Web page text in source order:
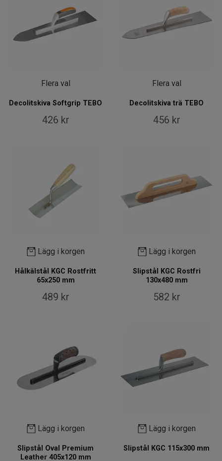
Flera val
Decolitskiva Softgrip TEBO
426 kr
Flera val
Decolitskiva trä TEBO
456 kr
Lägg i korgen
Hålkälstål KGC Rostfritt
65x250 mm
489 kr
Lägg i korgen
Slipstål KGC Rostfri
130x480 mm
582 kr
Lägg i korgen
Slipstål Oval Premium
Leather 405x120 mm
Lägg i korgen
Slipstål KGC 115x300 mm